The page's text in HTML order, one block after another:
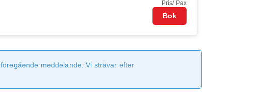
Pris/ Pax
Bok
meddelande. Vi strävar efter